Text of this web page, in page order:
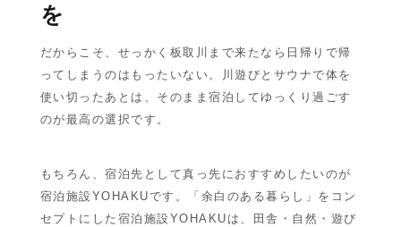
を
だからこそ、せっかく板取川まで来たなら日帰りで帰
ってしまうのはもったいない。川遊びとサウナで体を
使い切ったあとは、そのまま宿泊してゆっくり過ごす
のが最高の選択です。
もちろん、宿泊先として真っ先におすすめしたいのが
宿泊施設YOHAKUです。「余白のある暮らし」をコン
セプトにした宿泊施設YOHAKUは、田舎・自然・遊び